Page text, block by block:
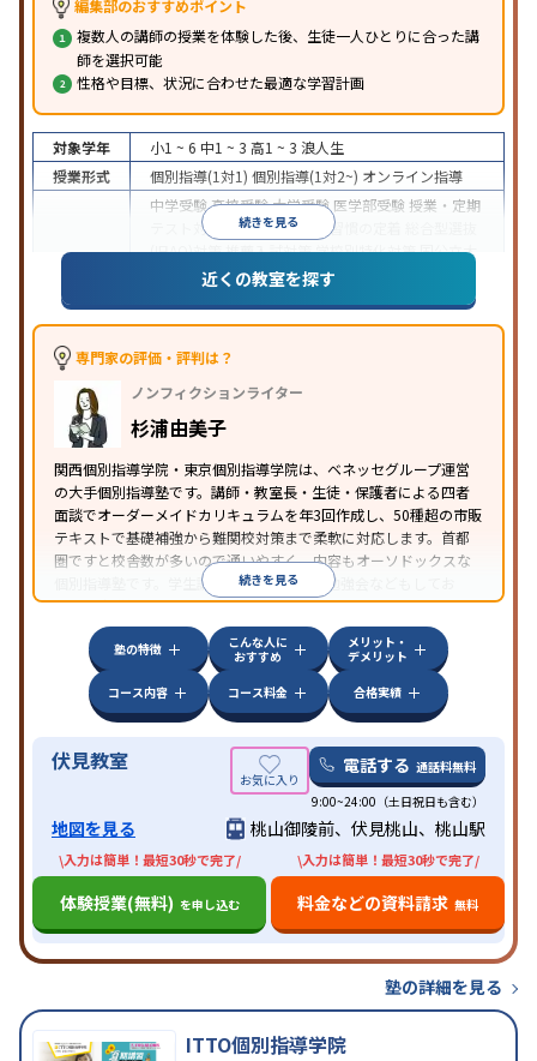
編集部のおすすめポイント
複数人の講師の授業を体験した後、生徒一人ひとりに合った講
師を選択可能
性格や目標、状況に合わせた最適な学習計画
続きを見る
対象学年 小1 ~ 6 中1 ~ 3 高1 ~ 3 浪人生
授業形式
個別指導(1対1) 個別指導(1対2~) オンライン指導
中学受験高校受験大学受験 医学部受験 授業・定期
テスト対策
内申点対策 学習習慣の定着
(旧AO)対策推薦入試対策学校別特化対策国公立大
私大対策共通テスト対策
その他科目別特化
対策
中高一貫校生に対応
校生に対応 オンライン対応
節講習のみの受講可発達障害の子どもに対応
室あり
近くの教室を探す
専門家の評価・評判は？
ノンフィクションライター
杉浦由美子
関西個別指導学院・東京個別指導学院は、ベネッセグループ運営
の大手個別指導塾です。講師・教室長・生徒・保護者による四者
面談でオーダーメイドカリキュラムを年3回作成し、50種超の市販
テキストで基礎補強から難関校対策まで柔軟に対応します。首都
圏ですと校舎数が多いので通いやすく、内容もオーソドックスな
個別指導塾です。学生講師たちが自主的に勉強会などもしてお
り、学生講師の頑張りが目立ちます。
続きを見る
塾の特徴
こんな人に
おすすめ
メリット・
デメリット
コース内容
コース料金 合格実績
伏見教室 電話する 通話料無料
9:00~24:00（土日祝日も含む）
地図を見る 桃山御陵前、伏見桃山、桃山駅
\入力は簡単！最短30秒で完了/
体験授業(無料) を申し込む
\入力は簡単！最短30秒で完了/
料金などの資料請求 無料
塾の詳細を見る
ITTO個別指導学院